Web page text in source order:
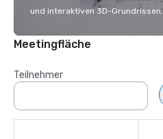
und interaktiven 3D-Grundrissen.
Meetingfläche
Teilnehmer